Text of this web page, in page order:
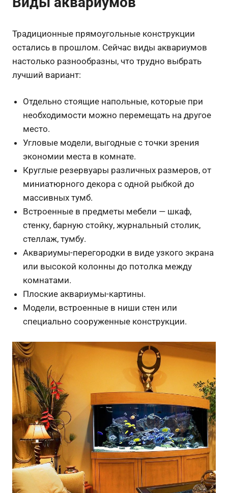
Традиционные прямоугольные конструкции
остались в прошлом. Сейчас виды аквариумов
настолько разнообразны, что трудно выбрать
лучший вариант:
Отдельно стоящие напольные, которые при
необходимости можно перемещать на другое
место.
Угловые модели, выгодные с точки зрения
экономии места в комнате.
Круглые резервуары различных размеров, от
миниатюрного декора с одной рыбкой до
массивных тумб.
Встроенные в предметы мебели — шкаф,
стенку, барную стойку, журнальный столик,
стеллаж, тумбу.
Аквариумы-перегородки в виде узкого экрана
или высокой колонны до потолка между
комнатами.
Плоские аквариумы-картины.
Модели, встроенные в ниши стен или
специально сооруженные конструкции.